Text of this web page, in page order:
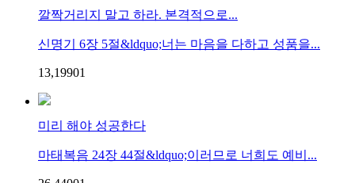
깔짝거리지 말고 하라. 본격적으로...
신명기 6장 5절&ldquo;너는 마음을 다하고 성품을...
13,19901
미리 해야 성공한다
마태복음 24장 44절&ldquo;이러므로 너희도 예비...